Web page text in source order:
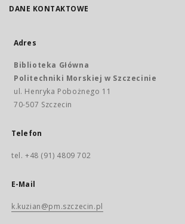
DANE KONTAKTOWE
Adres
Biblioteka Główna
Politechniki Morskiej w Szczecinie
ul. Henryka Pobożnego 11
70-507 Szczecin
Telefon
tel. +48 (91) 4809 702
E-Mail
k.kuzian@pm.szczecin.pl